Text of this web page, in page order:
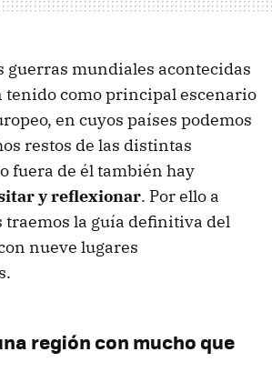
guerras mundiales acontecidas
tenido como principal escenario
en cuyos países podemos
restos de las distintas
fuera de él también hay
y reflexionar. Por ello a
traemos la guía definitiva del
nueve lugares
región con mucho que